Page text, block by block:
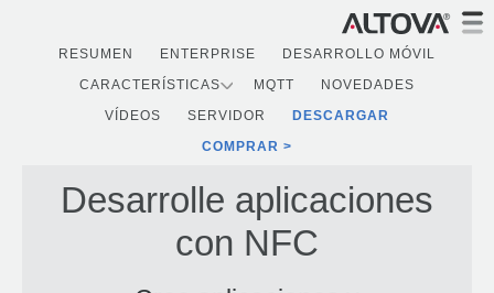
RESUMEN ENTERPRISE
DESARROLLO MÓVIL
CARACTERÍSTICAS
MQTT
NOVEDADES
VÍDEOS
SERVIDOR
DESCARGAR
COMPRAR
Desarrolle aplicaciones
con NFC